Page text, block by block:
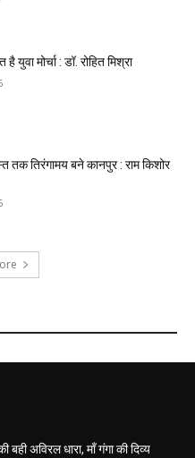
युवा मोर्चा : डॉ. रोहित मिश्रा
तिरंगामय बने कानपुर : राम किशोर
बही अविरल धारा, माँ गंगा की दिव्य